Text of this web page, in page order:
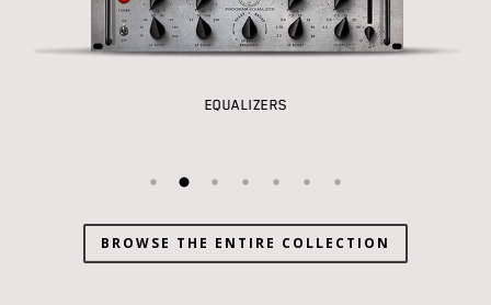
EQUALIZERS
BROWSE THE ENTIRE COLLECTION